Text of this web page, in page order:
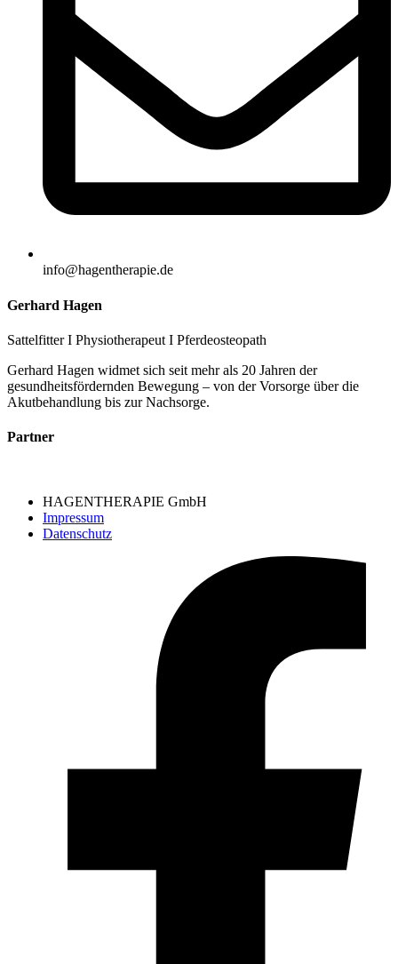
info@hagentherapie.de
Gerhard Hagen
Sattelfitter I Physiotherapeut I Pferdeosteopath
Gerhard Hagen widmet sich seit mehr als 20 Jahren der
gesundheitsfördernden Bewegung – von der Vorsorge über die
Akutbehandlung bis zur Nachsorge.
Partner
HAGENTHERAPIE GmbH
Impressum
Datenschutz